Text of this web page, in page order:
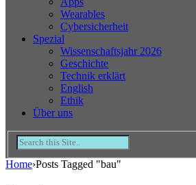
Wearables
Cybersicherheit
Spezial
Wissenschaftsjahr 2026
Geschichte
Technik erklärt
English
Ethik
Über uns
Home›Posts Tagged "bau"